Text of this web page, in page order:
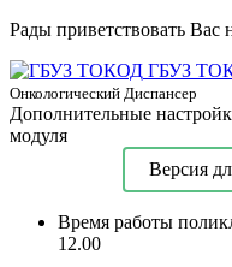
Рады приветствовать
ГБУЗ
Онкологический Диспансер
Дополнительные
модуля
Версия
Время работы
12.00